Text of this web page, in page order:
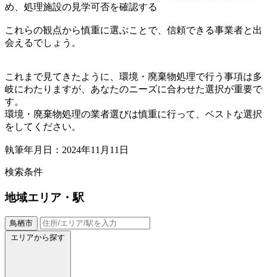
め、処理施設の見学可否を確認する
これらの観点から慎重に選ぶことで、信頼できる事業者と出
会えるでしょう。
これまで見てきたように、環境・廃棄物処理で行う事項は多
岐にわたりますが、あなたのニーズに合わせた選択が重要で
す。
環境・廃棄物処理の業者選びは慎重に行って、ベストな選択
をしてください。
執筆年月日：2024年11月11日
検索条件
地域エリア・駅
鳥栖市
エリアから探す